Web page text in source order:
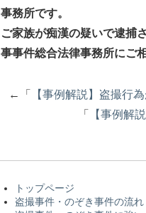
事務所です。
ご家族が痴漢の疑いで逮捕
事事件総合法律事務所にご
←「 【事例解説】盗撮行
「
【事例解
トップページ
盗撮事件・のぞき事件の流れ